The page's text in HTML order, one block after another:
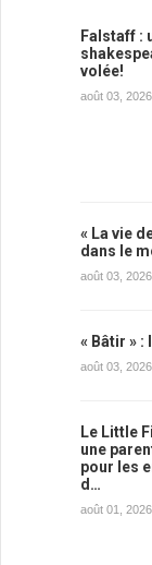
Falstaff :
volée!
août 03, 2026
« La vie
dans le
août 03, 2026
« Bâtir »
août 03, 2026
Le Little
une
pour les
d…
août 01, 2026